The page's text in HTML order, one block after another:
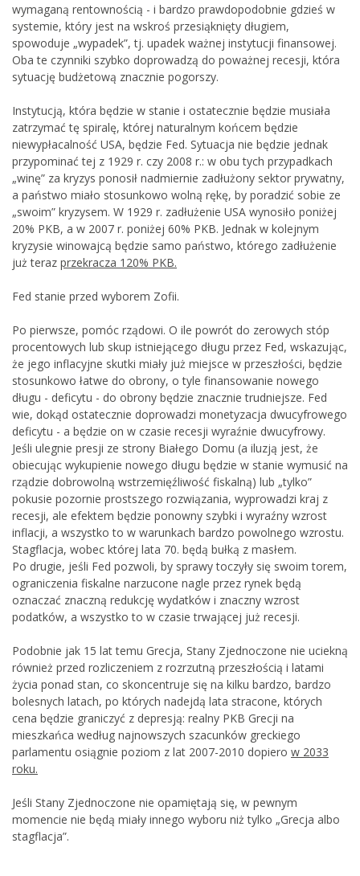
wymaganą rentownością - i bardzo prawdopodobnie gdzieś w
systemie, który jest na wskroś przesiąknięty długiem,
spowoduje „wypadek”, tj. upadek ważnej instytucji finansowej.
Oba te czynniki szybko doprowadzą do poważnej recesji, która
sytuację budżetową znacznie pogorszy.
Instytucją, która będzie w stanie i ostatecznie będzie musiała
zatrzymać tę spiralę, której naturalnym końcem będzie
niewypłacalność USA, będzie Fed. Sytuacja nie będzie jednak
przypominać tej z 1929 r. czy 2008 r.: w obu tych przypadkach
„winę” za kryzys ponosił nadmiernie zadłużony sektor prywatny,
a państwo miało stosunkowo wolną rękę, by poradzić sobie ze
„swoim” kryzysem. W 1929 r. zadłużenie USA wynosiło poniżej
20% PKB, a w 2007 r. poniżej 60% PKB. Jednak w kolejnym
kryzysie winowajcą będzie samo państwo, którego zadłużenie
już teraz przekracza 120% PKB.
Fed stanie przed wyborem Zofii.
Po pierwsze, pomóc rządowi. O ile powrót do zerowych stóp
procentowych lub skup istniejącego długu przez Fed, wskazując,
że jego inflacyjne skutki miały już miejsce w przeszłości, będzie
stosunkowo łatwe do obrony, o tyle finansowanie nowego
długu - deficytu - do obrony będzie znacznie trudniejsze. Fed
wie, dokąd ostatecznie doprowadzi monetyzacja dwucyfrowego
deficytu - a będzie on w czasie recesji wyraźnie dwucyfrowy.
Jeśli ulegnie presji ze strony Białego Domu (a iluzją jest, że
obiecując wykupienie nowego długu będzie w stanie wymusić na
rządzie dobrowolną wstrzemięźliwość fiskalną) lub „tylko”
pokusie pozornie prostszego rozwiązania, wyprowadzi kraj z
recesji, ale efektem będzie ponowny szybki i wyraźny wzrost
inflacji, a wszystko to w warunkach bardzo powolnego wzrostu.
Stagflacja, wobec której lata 70. będą bułką z masłem.
Po drugie, jeśli Fed pozwoli, by sprawy toczyły się swoim torem,
ograniczenia fiskalne narzucone nagle przez rynek będą
oznaczać znaczną redukcję wydatków i znaczny wzrost
podatków, a wszystko to w czasie trwającej już recesji.
Podobnie jak 15 lat temu Grecja, Stany Zjednoczone nie uciekną
również przed rozliczeniem z rozrzutną przeszłością i latami
życia ponad stan, co skoncentruje się na kilku bardzo, bardzo
bolesnych latach, po których nadejdą lata stracone, których
cena będzie graniczyć z depresją: realny PKB Grecji na
mieszkańca według najnowszych szacunków greckiego
parlamentu osiągnie poziom z lat 2007-2010 dopiero w 2033
roku.
Jeśli Stany Zjednoczone nie opamiętają się, w pewnym
momencie nie będą miały innego wyboru niż tylko „Grecja albo
stagflacja”.